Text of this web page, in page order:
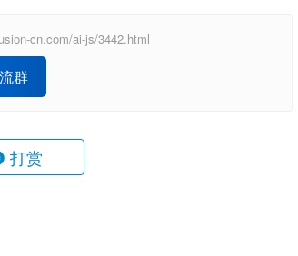
cn.com/ai-js/3442.html
群
打赏